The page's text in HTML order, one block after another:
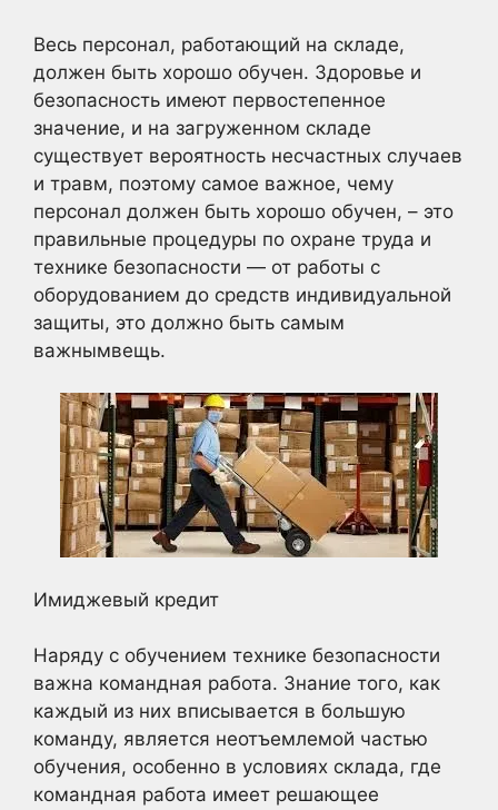
Весь персонал, работающий на складе,
должен быть хорошо обучен. Здоровье и
безопасность имеют первостепенное
значение, и на загруженном складе
существует вероятность несчастных случаев
и травм, поэтому самое важное, чему
персонал должен быть хорошо обучен, – это
правильные процедуры по охране труда и
технике безопасности — от работы с
оборудованием до средств индивидуальной
защиты, это должно быть самым
важнымвещь.
Имиджевый кредит
Наряду с обучением технике безопасности
важна командная работа. Знание того, как
каждый из них вписывается в большую
команду, является неотъемлемой частью
обучения, особенно в условиях склада, где
командная работа имеет решающее